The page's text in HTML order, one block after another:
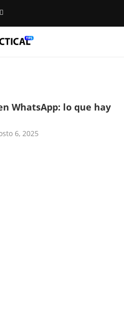
WhatsApp: lo que hay
6, 2025